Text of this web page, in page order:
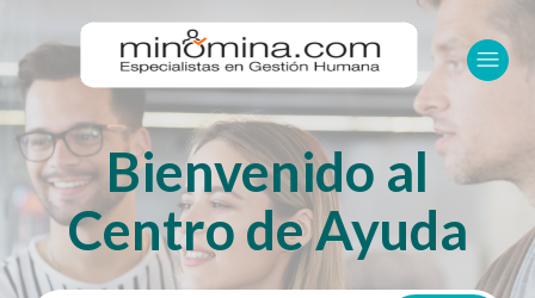
BúsquedaBienvenido al
Centro de Ayuda